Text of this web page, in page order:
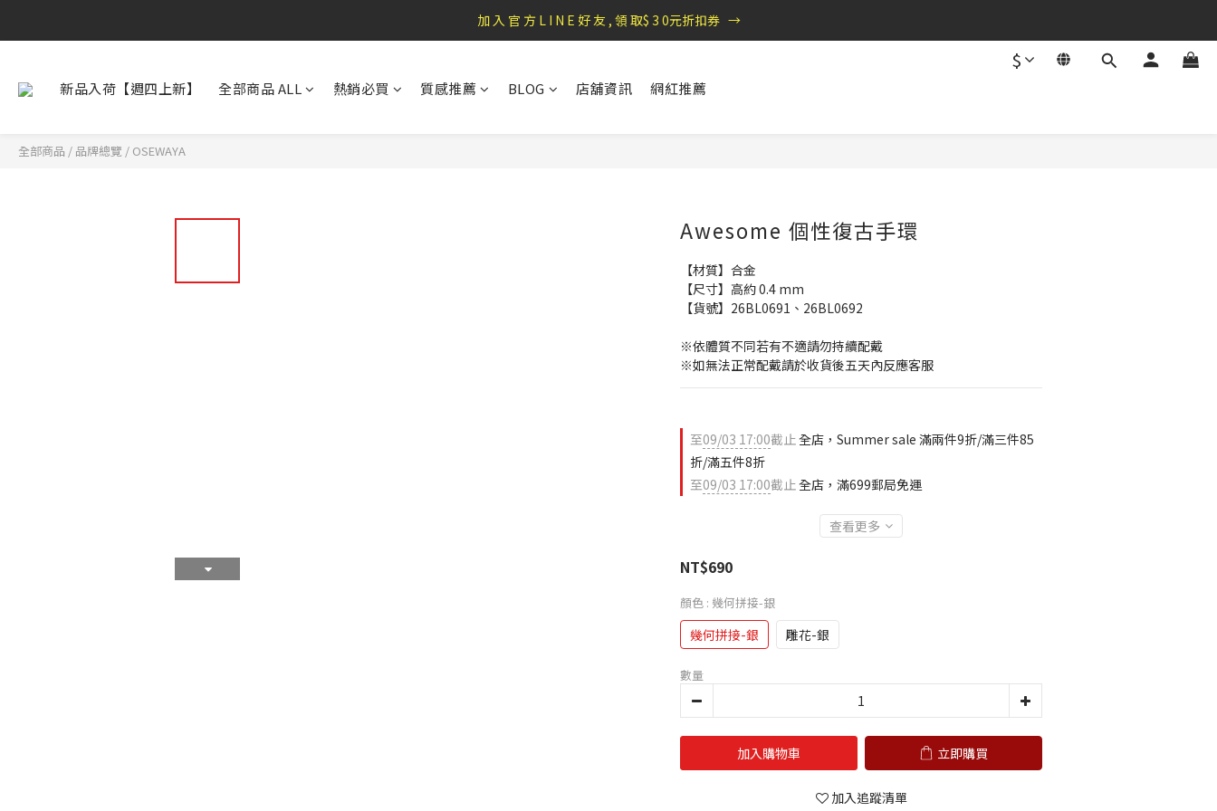
盛夏祭典：全館滿1000折100，滿2000贈『自粘式多功能包巾』
$
新品入荷【週四上新】 全部商品 ALL 熱銷必買 質感推薦 BLOG 店舖資訊 網紅推薦
全部商品 / 品牌總覽 / OSEWAYA
Awesome 個性復古手環
【材質】合金
【尺寸】高約 0.4 mm
【貨號】26BL0691、26BL0692
※依體質不同若有不適請勿持續配戴
※如無法正常配戴請於收貨後五天內反應客服
至09/03 17:00截止全店，Summer sale 滿兩件9折/滿三件85
折/滿五件8折
至09/03 17:00截止全店，滿699郵局免運
查看更多
NT$690
顏色 : 幾何拼接-銀
幾何拼接-銀 雕花-銀
數量
加入購物車 立即購買
加入追蹤清單